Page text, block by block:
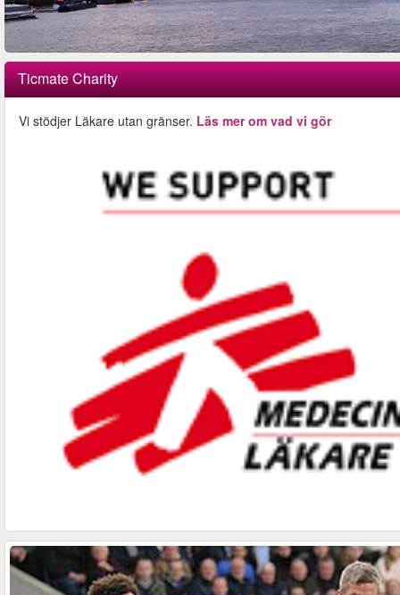
Ticmate Charity
Vi stödjer Läkare utan gränser. Läs mer om vad vi gör